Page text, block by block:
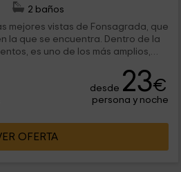
2 baños
mejores vistas de Fonsagrada, que
se encuentra. Dentro de la
es uno de los más amplios,
de las que podréis hacer uso.
desde 23€
persona y noche
OFERTA